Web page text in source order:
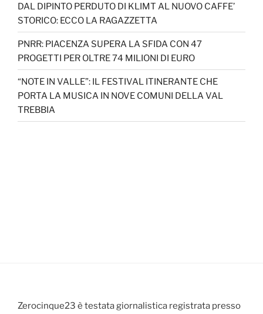
DAL DIPINTO PERDUTO DI KLIMT AL NUOVO CAFFE’
STORICO: ECCO LA RAGAZZETTA
PNRR: PIACENZA SUPERA LA SFIDA CON 47
PROGETTI PER OLTRE 74 MILIONI DI EURO
“NOTE IN VALLE”: IL FESTIVAL ITINERANTE CHE
PORTA LA MUSICA IN NOVE COMUNI DELLA VAL
TREBBIA
Zerocinque23 è testata giornalistica registrata presso